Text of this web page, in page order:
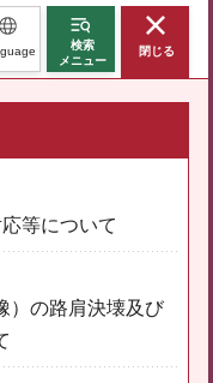
検索
メニュー
閉じる
等について
）の路肩決壊及び